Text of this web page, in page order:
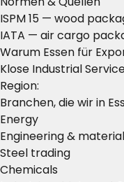
ISPM 15 — wood
IATA — air cargo
Warum Essen für
Klose Industrial
Region:
Branchen, die wir in
Energy
Engineering &
Steel trading
Chemicals